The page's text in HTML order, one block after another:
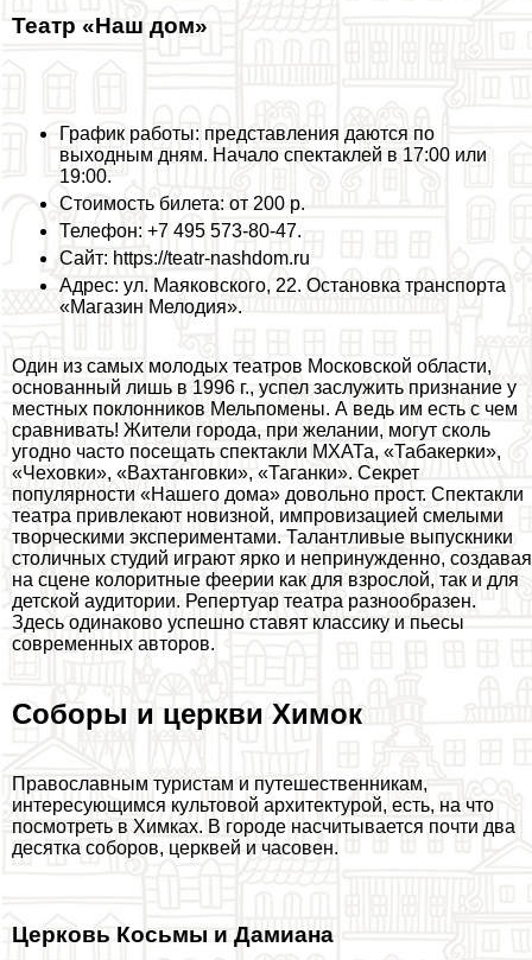
Театр «Наш дом»
График работы: представления даются по
выходным дням. Начало спектаклей в 17:00 или
19:00.
Стоимость билета: от 200 р.
Телефон: +7 495 573-80-47.
Сайт: https://teatr-nashdom.ru
Адрес: ул. Маяковского, 22. Остановка трaнcпорта
«Магазин Мелодия».
Один из самых молодых театров Московской области,
основанный лишь в 1996 г., успел заслужить признание у
местных поклонников Мельпомены. А ведь им есть с чем
сравнивать! Жители города, при желании, могут сколь
угодно часто посещать спектакли МХАТа, «Табакерки»,
«Чеховки», «Вахтанговки», «Таганки». Секрет
популярности «Нашего дома» довольно прост. Спектакли
театра привлекают новизной, импровизацией смелыми
творческими экспериментами. Талантливые выпускники
столичных студий играют ярко и непринужденно, создавая
на сцене колоритные феерии как для взрослой, так и для
детской аудитории. Репертуар театра разнообразен.
Здесь одинаково успешно ставят классику и пьесы
современных авторов.
Соборы и церкви Химок
Православным туристам и путешественникам,
интересующимся культовой архитектурой, есть, на что
посмотреть в Химках. В городе насчитывается почти два
десятка соборов, церквей и часовен.
Церковь Косьмы и Дамиана